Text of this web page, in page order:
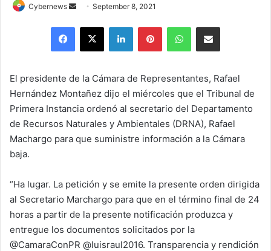
Cybernews
Send
email
September 8, 2021
Facebook
X LinkedInPinterestWhatsAppShare via Email
El presidente de la Cámara de Representantes, Rafael
Hernández Montañez dijo el miércoles que el Tribunal de
Primera Instancia ordenó al secretario del Departamento
de Recursos Naturales y Ambientales (DRNA), Rafael
Machargo para que suministre información a la Cámara
baja.
“Ha lugar. La petición y se emite la presente orden dirigida
al Secretario Marchargo para que en el término final de 24
horas a partir de la presente notificación produzca y
entregue los documentos solicitados por la
@CamaraConPR @luisraul2016. Transparencia y rendición